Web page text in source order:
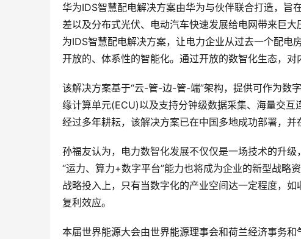
华为IDS智慧配电解决方案由华为与伙伴联合打造，旨
差以及分布式光伏、电动汽车快速发展给电网带来巨
为IDS智慧配电解决方案，让电力企业从过去一个配电
开放的、体系性的智能化。通过开放的数智化生态，
该解决方案基于“云-管-边-管-端”架构，提供可作为
缘计算单元(ECU)以及支持分钟级数据采集、海量交互
经过多年耕耘，该解决方案已在中国多地成功部署，
孙福友认为，电力数智化发展不仅仅是一场技术的升
“运力、算力+数字平台”能力也将成为企业的新型战略
战略投入上，只有当数字化的产业空间达一定程度，
复利效应。
本届世界能源大会由世界能源理事会和荷兰经济事务